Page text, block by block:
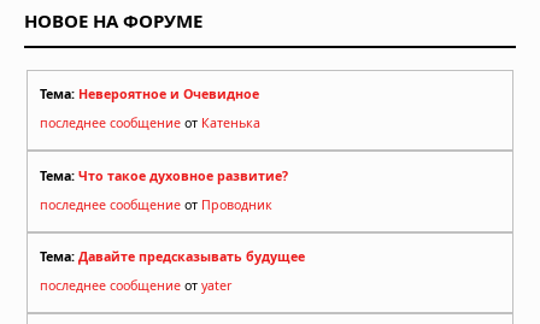
НОВОЕ НА ФОРУМЕ
Тема: Невероятное и Очевидное
последнее сообщение от Катенька
Тема: Что такое духовное развитие?
последнее сообщение от Проводник
Тема: Давайте предсказывать будущее
последнее сообщение от yater